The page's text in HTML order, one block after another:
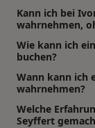
Kann ich bei
wahrnehmen,
Wie kann ich
buchen?
Wann kann ich
wahrnehmen?
Welche
Seyffert